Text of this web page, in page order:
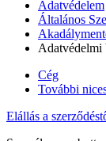
Adatvédelem
Általános
Adatvédelmi
Cég
További
Elállás a